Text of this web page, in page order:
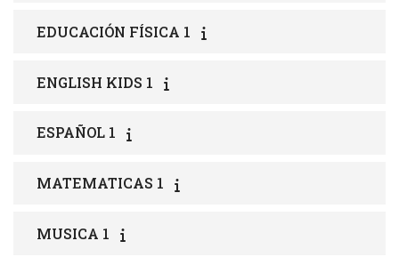
EDUCACIÓN FÍSICA 1
ENGLISH KIDS 1
ESPAÑOL 1
MATEMATICAS 1
MUSICA 1